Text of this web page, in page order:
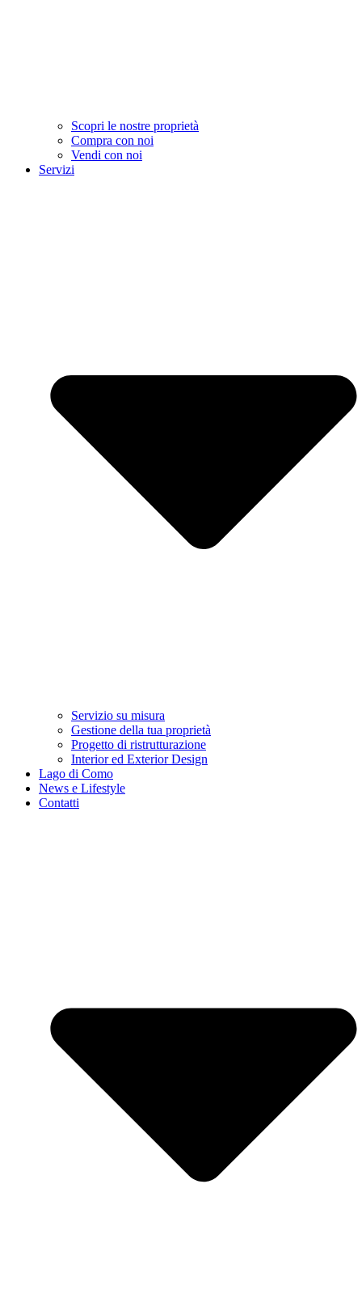
Scopri le nostre proprietà
Compra con noi
Vendi con noi
Servizi
Servizio su misura
Gestione della tua proprietà
Progetto di ristrutturazione
Interior ed Exterior Design
Lago di Como
News e Lifestyle
Contatti